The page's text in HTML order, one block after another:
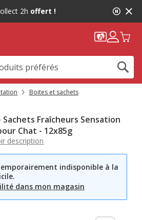
2h offert !
Boites et sachets
Fraîcheurs Sensation
Chat - 12x85g
description
indisponible à la
dans mon magasin